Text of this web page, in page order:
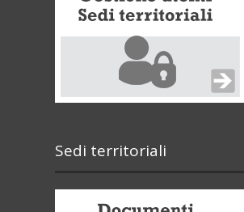
Sedi territoriali